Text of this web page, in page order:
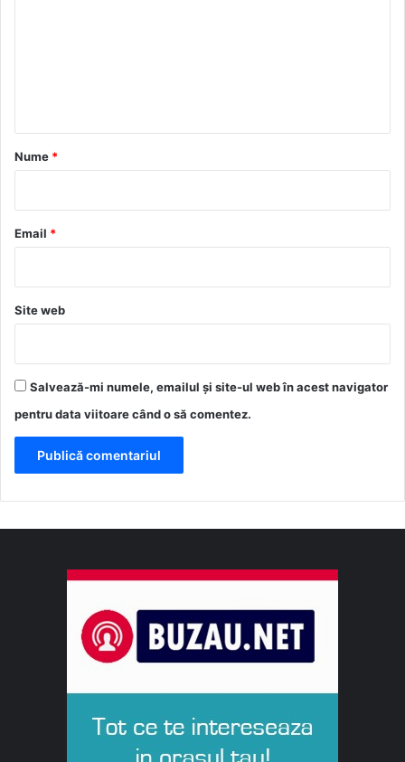
r
*
Nume *
Email *
Site web
Salvează-mi numele, emailul și site-ul web în acest navigator
pentru data viitoare când o să comentez.